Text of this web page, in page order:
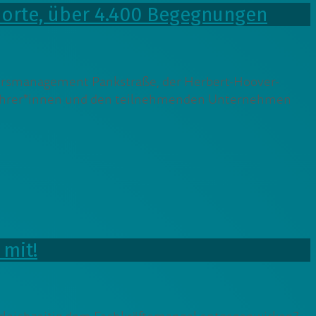
über 4.400 Begegnungen
Pankstraße, der Herbert-Hoover-
und den teilnehmenden Unternehmen